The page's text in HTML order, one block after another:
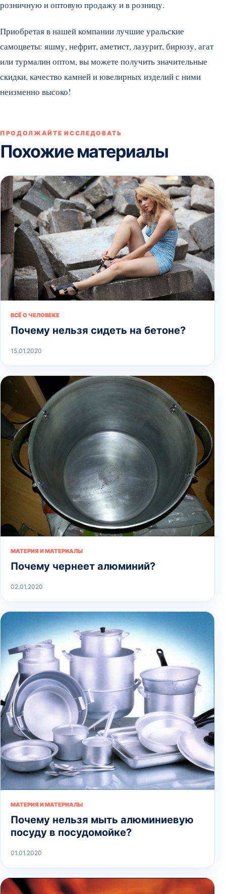
розничную и оптовую продажу и в розницу.
Приобретая в нашей компании лучшие уральские
самоцветы: яшму, нефрит, аметист, лазурит, бирюзу, агат
или турмалин оптом, вы можете получить значительные
скидки, качество камней и ювелирных изделий с ними
неизменно высоко!
ПРОДОЛЖАЙТЕ ИССЛЕДОВАТЬ
Похожие материалы
ВСЁ О ЧЕЛОВЕКЕ
Почему нельзя сидеть на бетоне?
15.01.2020
МАТЕРИЯ И МАТЕРИАЛЫ
Почему чернеет алюминий?
02.01.2020
МАТЕРИЯ И МАТЕРИАЛЫ
Почему нельзя мыть алюминиевую
посуду в посудомойке?
01.01.2020